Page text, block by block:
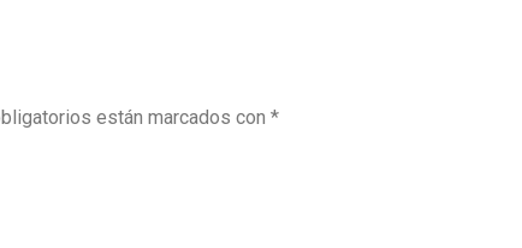
están marcados con *